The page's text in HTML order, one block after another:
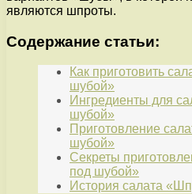
являются шпроты.
Содержание статьи:
Как приготовить
шубой»
Ингредиенты для
шубой»
Приготовление
шубой»
Секреты
под шубой»
История салата